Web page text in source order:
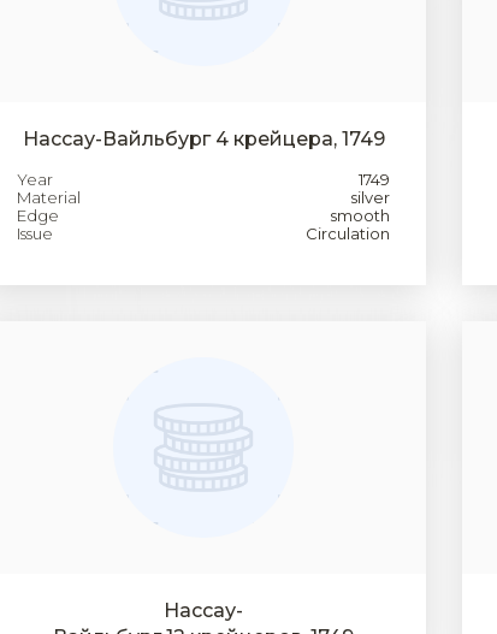
Нассау-Вайльбург 4 крейцера, 1749
Year
1749
Material
silver
Edge
smooth
Issue
Circulation
Нассау-